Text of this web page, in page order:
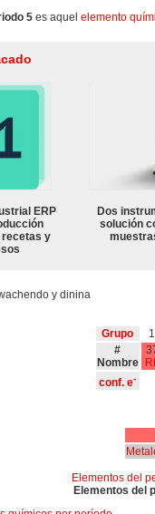
5 es aquel elemento
ERP
recetas y
Dos
solución
y dinina
Grupo
1
#
Nombre
conf. e-
Elementos del
Elementos del